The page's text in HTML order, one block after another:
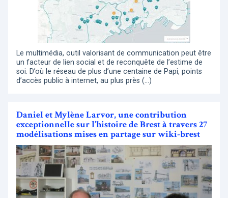
Le multimédia, outil valorisant de communication peut être
un facteur de lien social et de reconquête de l’estime de
soi. D’où le réseau de plus d’une centaine de Papi, points
d’accès public à internet, au plus près (…)
Daniel et Mylène Larvor, une contribution
exceptionnelle sur l’histoire de Brest à travers 27
modélisations mises en partage sur wiki-brest